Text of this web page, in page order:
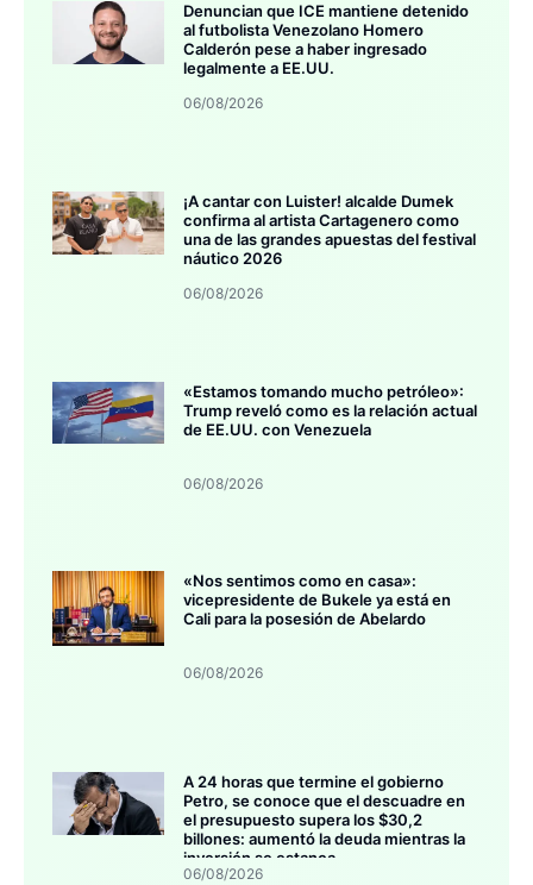
Denuncian que ICE mantiene detenido
al futbolista Venezolano Homero
Calderón pese a haber ingresado
legalmente a EE.UU.
06/08/2026
¡A cantar con Luister! alcalde Dumek
confirma al artista Cartagenero como
una de las grandes apuestas del festival
náutico 2026
06/08/2026
«Estamos tomando mucho petróleo»:
Trump reveló como es la relación actual
de EE.UU. con Venezuela
06/08/2026
«Nos sentimos como en casa»:
vicepresidente de Bukele ya está en
Cali para la posesión de Abelardo
06/08/2026
A 24 horas que termine el gobierno
Petro, se conoce que el descuadre en
el presupuesto supera los $30,2
billones: aumentó la deuda mientras la
inversión se estanca
06/08/2026